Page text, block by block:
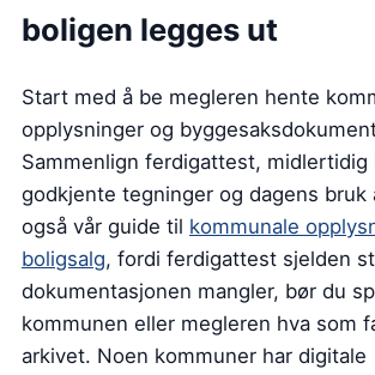
boligen legges ut
Start med å be megleren hente
opplysninger og
Sammenlign ferdigattest, midlertidig
godkjente tegninger og dagens bruk
også vår guide til kommunale
boligsalg, fordi ferdigattest sjelden
dokumentasjonen mangler, bør du
kommunen eller megleren hva som
arkivet. Noen kommuner har digitale